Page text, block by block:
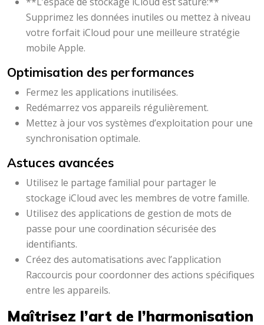
Supprimez les données inutiles ou mettez à niveau
votre forfait iCloud pour une meilleure stratégie
mobile Apple.
Optimisation des performances
Fermez les applications inutilisées.
Redémarrez vos appareils régulièrement.
Mettez à jour vos systèmes d’exploitation pour une
synchronisation optimale.
Astuces avancées
Utilisez le partage familial pour partager le
stockage iCloud avec les membres de votre famille.
Utilisez des applications de gestion de mots de
passe pour une coordination sécurisée des
identifiants.
Créez des automatisations avec l’application
Raccourcis pour coordonner des actions spécifiques
entre les appareils.
Maîtrisez l’art de l’harmonisation